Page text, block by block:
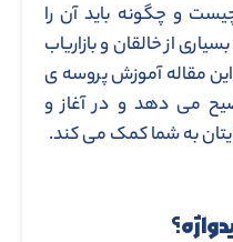
و چگونه باید آن را
از خالقان و بازاریاب
مقاله آموزش پروسه ی
می دهد و در آغاز و
به شما کمک می کند.